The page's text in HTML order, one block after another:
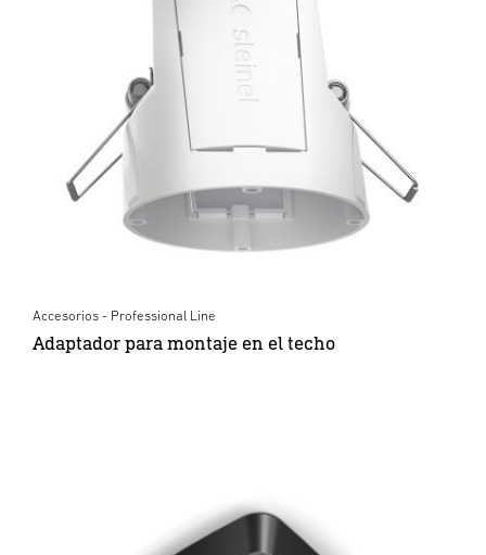
Accesorios - Professional Line
Adaptador para montaje en el techo